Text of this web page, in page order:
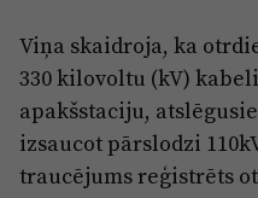
Saulkrasti
Sigulda
Jūrmala
Viņa skaidroja, ka
330 kilovoltu (kV)
apakšstaciju,
izsaucot pārslodzi
traucējums reģistrēts